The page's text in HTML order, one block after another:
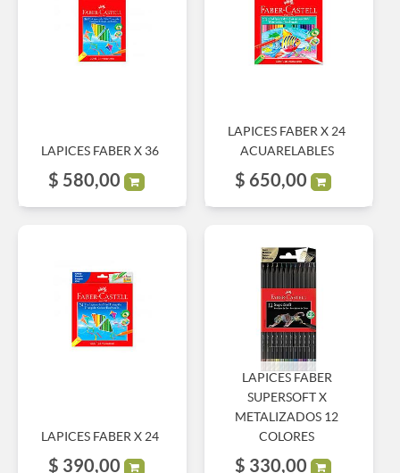
LAPICES FABER X 36
$ 580,00
LAPICES FABER X 24
ACUARELABLES
$ 650,00
LAPICES FABER X 24
$ 390,00
LAPICES FABER
SUPERSOFT X
METALIZADOS 12
COLORES
$ 330,00